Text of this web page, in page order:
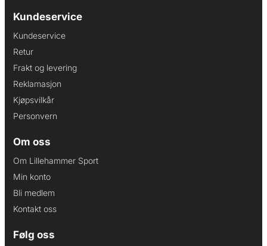
Kundeservice
Kundeservice
Retur
Frakt og levering
Reklamasjon
Kjøpsvilkår
Personvern
Om oss
Om Lillehammer Sport
Min konto
Bli medlem
Kontakt oss
Følg oss